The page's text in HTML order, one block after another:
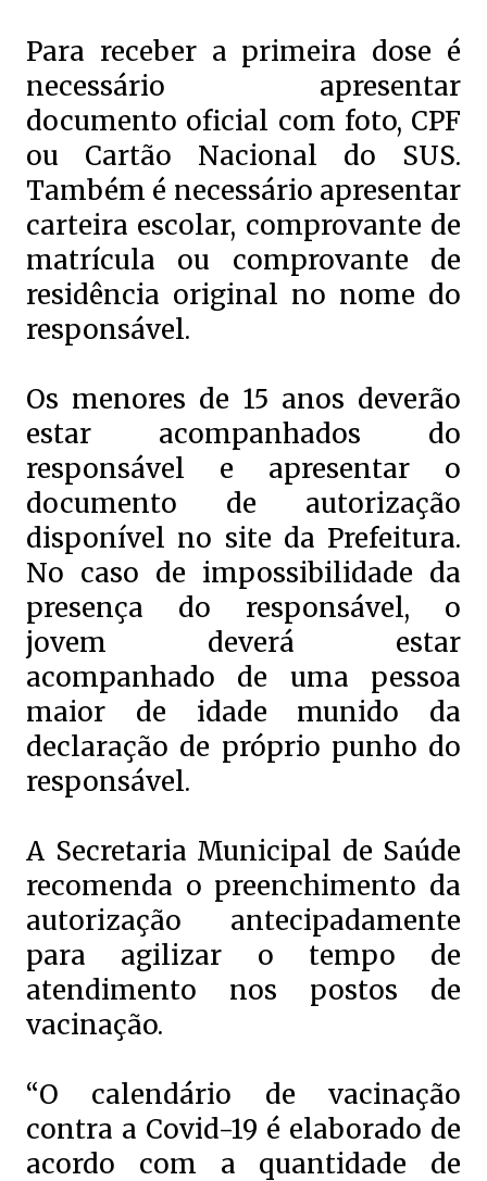
Para receber a primeira dose é
necessário apresentar
documento oficial com foto, CPF
ou Cartão Nacional do SUS.
Também é necessário apresentar
carteira escolar, comprovante de
matrícula ou comprovante de
residência original no nome do
responsável.
Os menores de 15 anos deverão
estar acompanhados do
responsável e apresentar o
documento de autorização
disponível no site da Prefeitura.
No caso de impossibilidade da
presença do responsável, o
jovem deverá estar
acompanhado de uma pessoa
maior de idade munido da
declaração de próprio punho do
responsável.
A Secretaria Municipal de Saúde
recomenda o preenchimento da
autorização antecipadamente
para agilizar o tempo de
atendimento nos postos de
vacinação.
“O calendário de vacinação
contra a Covid-19 é elaborado de
acordo com a quantidade de